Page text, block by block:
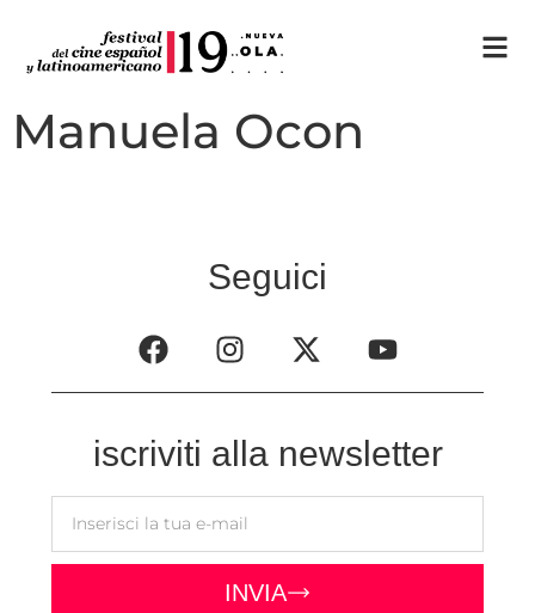
Manuela Ocon
Seguici
iscriviti alla newsletter
INVIA